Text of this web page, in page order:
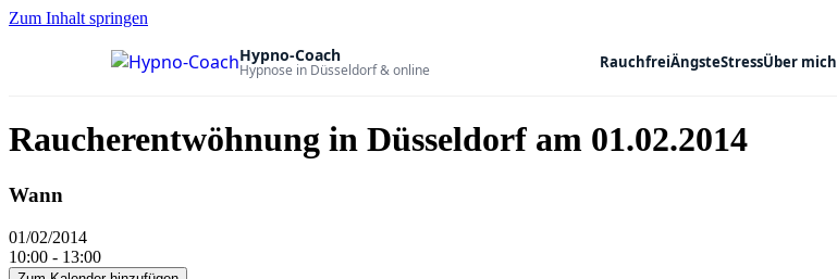
Zum Inhalt springen
Hypno-Coach
Hypnose in Düsseldorf & online RauchfreiÄngsteStressÜber mich
Raucherentwöhnung in Düsseldorf am 01.02.2014
Wann
01/02/2014
10:00 - 13:00